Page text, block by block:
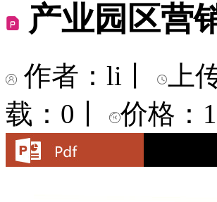
产业园区营
作者：li
上
载：0
价格：